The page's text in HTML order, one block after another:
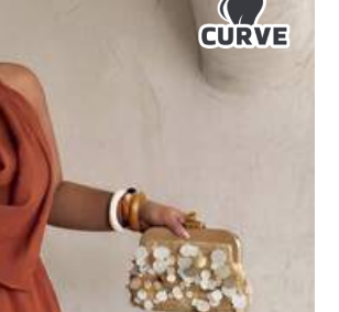
Továbbiak megtekintése
Szín: Fekete / Méret: 1XL